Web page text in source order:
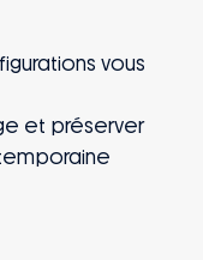
vous
et préserver